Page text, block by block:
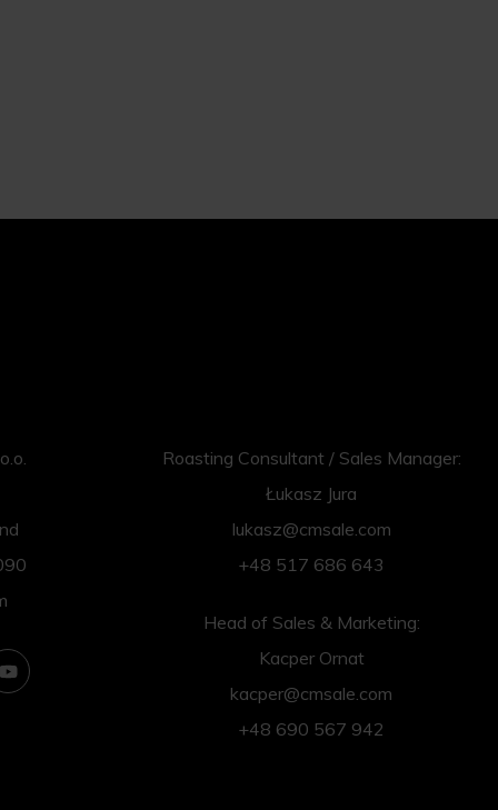
Roasting Consultant / Sales Manager:
Łukasz Jura
lukasz@cmsale.com
+48 517 686 643
Head of Sales & Marketing:
Kacper Ornat
kacper@cmsale.com
+48 690 567 942